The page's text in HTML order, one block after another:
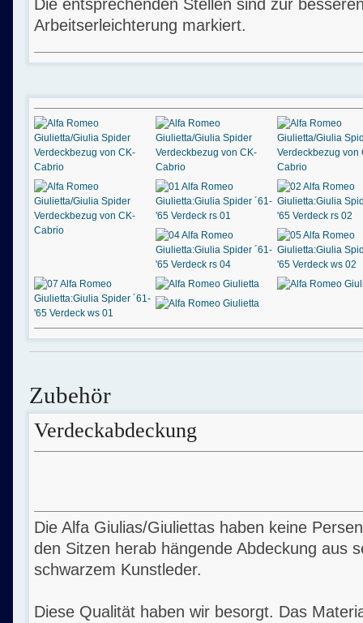
Die entsprechenden Stellen sind zur
Arbeitserleichterung markiert.
Zubehör
Verdeckabdeckung
Die Alfa Giulias/Giuliettas haben keine
den Sitzen herab hängende Abdeckung aus
schwarzem Kunstleder.
Diese Qualität haben wir besorgt. Das